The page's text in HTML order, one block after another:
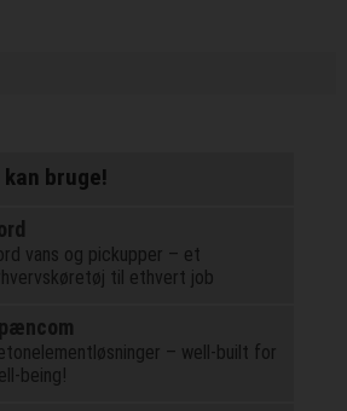
bruge!
vans og pickupper – et
til ethvert job
– well-built for
being!